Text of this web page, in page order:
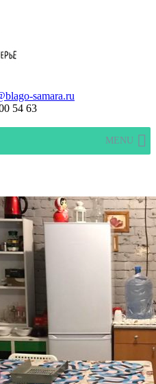
samara.ru
54 63
MENU